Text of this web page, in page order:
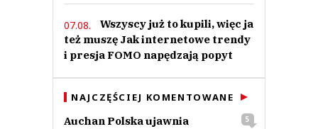
07.08.
Wszyscy już to kupili, więc ja
też muszę Jak internetowe trendy
i presja FOMO napędzają popyt
NAJCZĘŚCIEJ KOMENTOWANE
Auchan Polska ujawnia
5